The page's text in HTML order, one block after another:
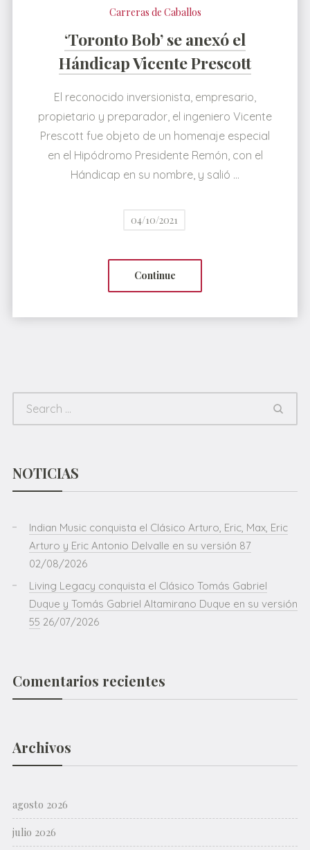
Carreras de Caballos
‘Toronto Bob’ se anexó el
Hándicap Vicente Prescott
El reconocido inversionista, empresario,
propietario y preparador, el ingeniero Vicente
Prescott fue objeto de un homenaje especial
en el Hipódromo Presidente Remón, con el
Hándicap en su nombre, y salió …
04/10/2021
Continue
NOTICIAS
Indian Music conquista el Clásico Arturo, Eric, Max, Eric
Arturo y Eric Antonio Delvalle en su versión 87
02/08/2026
Living Legacy conquista el Clásico Tomás Gabriel
Duque y Tomás Gabriel Altamirano Duque en su versión
55 26/07/2026
Comentarios recientes
Archivos
agosto 2026
julio 2026